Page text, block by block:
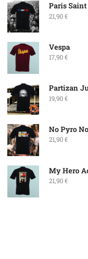
Paris
21,90€
Vespa
17,90€
Partizan
19,90€
No Pyro
21,90€
My Hero
21,90€